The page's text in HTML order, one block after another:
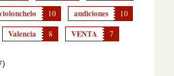
10 audiciones 10
Valencia 8 VENTA 7